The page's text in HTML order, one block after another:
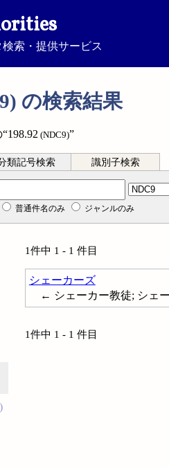
索・提供サービス
の検索結果
(NDC9)”
類記号検索 識別子検索
普通件名のみ ジャンルのみ
1件中 1 - 1 件目
シェーカーズ
← シェーカー教徒; シェ
1件中 1 - 1 件目